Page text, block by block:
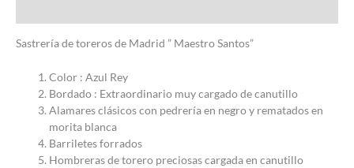
Sastrería de toreros de Madrid ” Maestro Santos”
Color : Azul Rey
Bordado : Extraordinario muy cargado de canutillo
Alamares clásicos con pedrería en negro y rematados en
morita blanca
Barriletes forrados
Hombreras de torero preciosas cargada en canutillo